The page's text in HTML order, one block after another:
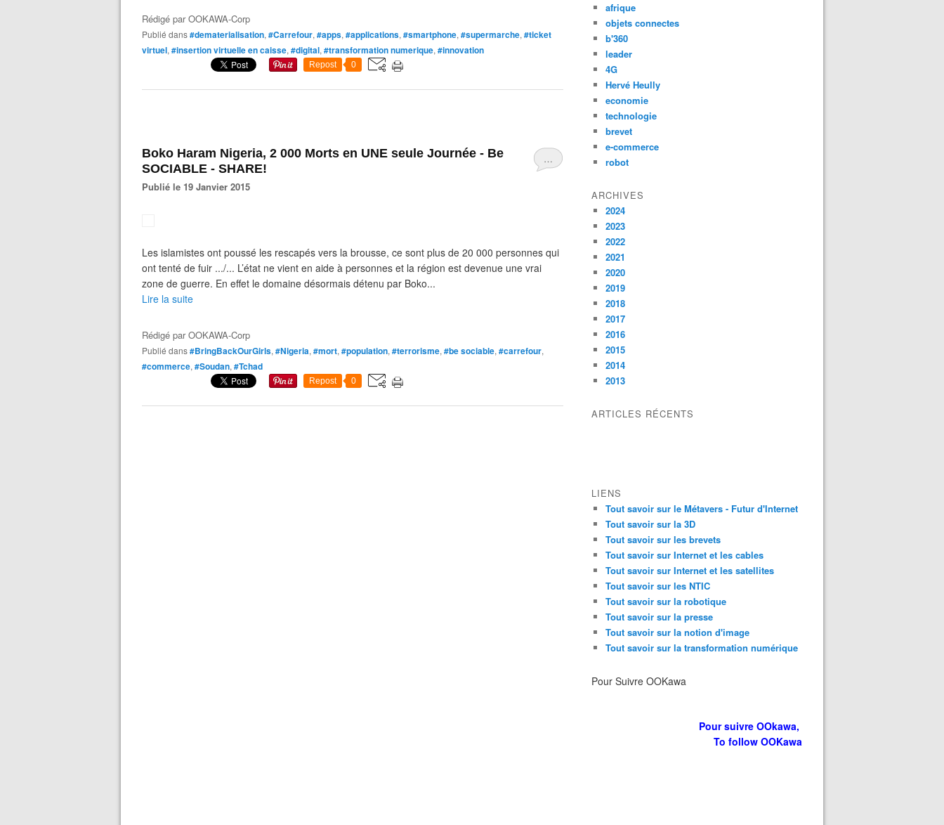
Rédigé parOOKAWA-Corp
Publié dans#dematerialisation, #Carrefour, #apps, #applications, #smartphone, #supermarche, #ticket
virtuel, #insertion virtuelle en caisse, #digital, #transformation numerique, #innovation
Repost 0
…
Boko Haram Nigeria, 2 000 Morts en UNE seule Journée - Be
SOCIABLE - SHARE!
Publié le 19 Janvier 2015
Les islamistes ont poussé les rescapés vers la brousse, ce sont plus de 20 000 personnes qui
ont tenté de fuir .../... L’état ne vient en aide à personnes et la région est devenue une vrai
zone de guerre. En effet le domaine désormais détenu par Boko...
Lire la suite
Rédigé parOOKAWA-Corp
Publié dans#BringBackOurGirls, #Nigeria, #mort, #population, #terrorisme, #be sociable, #carrefour,
#commerce, #Soudan, #Tchad
Repost 0
afrique
objets connectes
b'360
leader
4G
Hervé Heully
economie
technologie
brevet
e-commerce
robot
ARCHIVES
2024
2023
2022
2021
2020
2019
2018
2017
2016
2015
2014
2013
ARTICLES RÉCENTS
LIENS
Tout savoir sur le Métavers - Futur d'Internet
Tout savoir sur la 3D
Tout savoir sur les brevets
Tout savoir sur Internet et les cables
Tout savoir sur Internet et les satellites
Tout savoir sur les NTIC
Tout savoir sur la robotique
Tout savoir sur la presse
Tout savoir sur la notion d'image
Tout savoir sur la transformation numérique
Pour Suivre OOKawa
Pour suivre OOkawa,
To follow OOKawa